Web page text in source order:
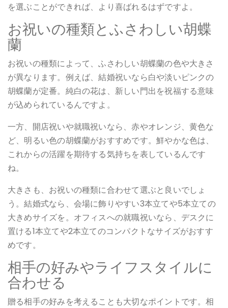
を選ぶことができれば、より喜ばれるはずですよ。
お祝いの種類とふさわしい胡蝶
蘭
お祝いの種類によって、ふさわしい胡蝶蘭の色や大きさ
が異なります。例えば、結婚祝いなら白や淡いピンクの
胡蝶蘭が定番。純白の花は、新しい門出を祝福する意味
が込められているんですよ。
一方、開店祝いや就職祝いなら、赤やオレンジ、黄色な
ど、明るい色の胡蝶蘭がおすすめです。鮮やかな色は、
これからの活躍を期待する気持ちを表しているんです
ね。
大きさも、お祝いの種類に合わせて選ぶと良いでしょ
う。結婚式なら、会場に飾りやすい3本立てや5本立ての
大きめサイズを。オフィスへの就職祝いなら、デスクに
置ける1本立てや2本立てのコンパクトなサイズがおすす
めです。
相手の好みやライフスタイルに
合わせる
贈る相手の好みを考えることも大切なポイントです。相